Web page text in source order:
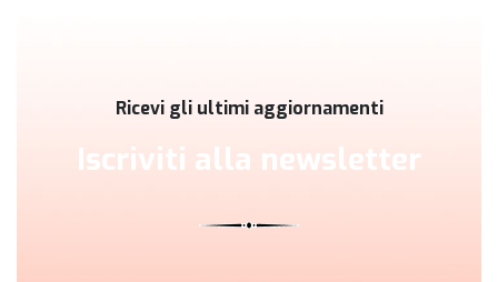
Ricevi gli ultimi aggiornamenti
Iscriviti alla newsletter